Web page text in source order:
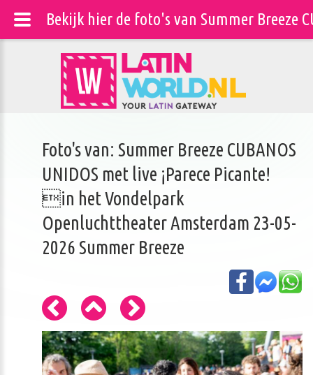
Foto's van: Summer Breeze CUBANOS
UNIDOS met live ¡Parece Picante!
in het Vondelpark
Openluchttheater Amsterdam 23-05-
2026 Summer Breeze
Bekijk hier de foto's van Summer Breeze